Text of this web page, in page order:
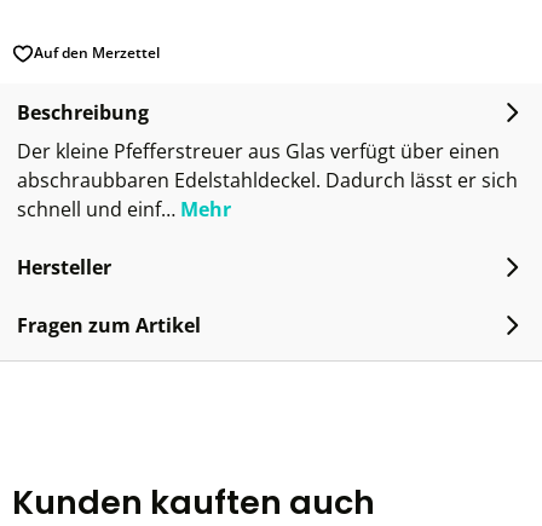
Auf den Merzettel
Beschreibung
Der kleine Pfefferstreuer aus Glas verfügt über einen
abschraubbaren Edelstahldeckel. Dadurch lässt er sich
schnell und einf… Mehr
Hersteller
Fragen zum Artikel
Kunden kauften auch